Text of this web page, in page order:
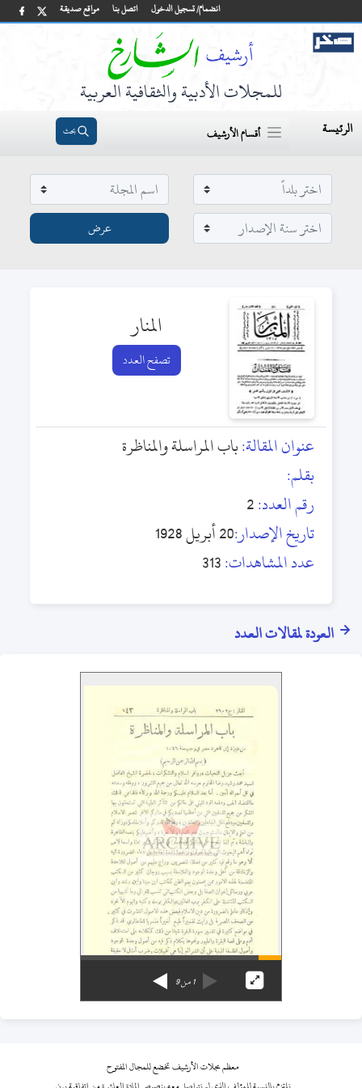
مواقع صديقة اتصل بنا انضمام/ تسجيل الدخول
للمجلات الأدبية والثقافية العربية
الرئيسة أقسام الأرشيف بحث
المنار
تصفح العدد
عنوان المقالة:باب المراسلة والمناظرة
بقلم:
رقم العدد:2
تاريخ الإصدار:20 أبريل 1928
عدد المشاهدات:313
العودة لمقالات العدد
1من9
معظم مجلات الأرشيف تخضع للمجال المفتوح